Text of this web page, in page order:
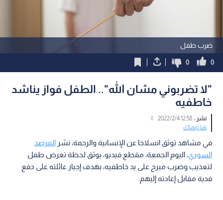
ضرب طفل
0
0
"لا تضربوني مشان الله".. الطفل فواز يناشد
خاطفيه
نشر :12:58 2022/2/4
|
هنا وهناك
في مشاهد توثق انسلاخا عن الإنسانية والرحمة، نشرالمرصد
السوري، اليوم الجمعة، مقطع فيديو، يوثق لحظة تعرض طفل
لتعذيب وضرب مبرح على يد خاطفيه، بهدف إجبار عائلته على دفع
فدية مقابل إعادته إليهم.